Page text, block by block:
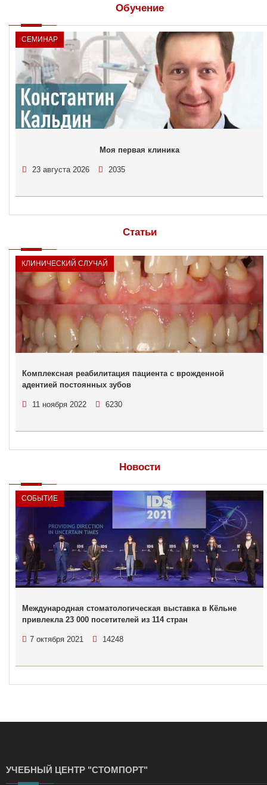
Обучение
СЕМИНАР
Моя первая клиника
23 августа 2026 2035
Статьи
КЛИНИЧЕСКИЙ СЛУЧАЙ
Комплексная реабилитация пациента с врожденной
адентией постоянных зубов
11 ноября 2022 6230
Новости
СОБЫТИЕ
Международная стоматологическая выставка в Кёльне
привлекла 23 000 посетителей из 114 стран
7 октября 2021 14248
УЧЕБНЫЙ ЦЕНТР "СТОМПОРТ"